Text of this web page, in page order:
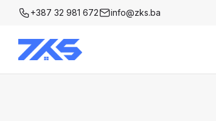
+387 32 981 672 info@zks.ba